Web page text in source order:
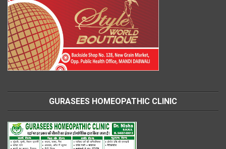
GURASEES HOMEOPATHIC CLINIC